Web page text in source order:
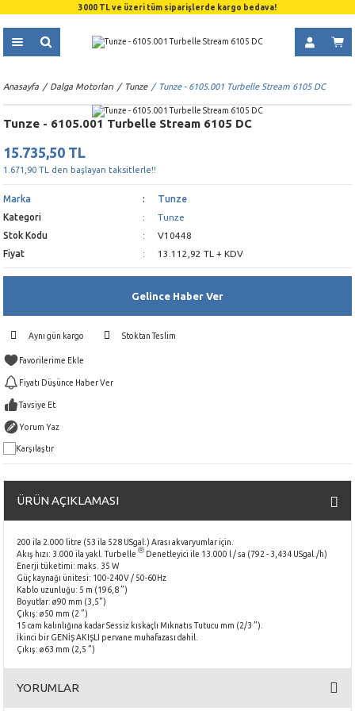
3000 TL ve üzeri tüm siparişlerde kargo bedava!
Anasayfa Dalga Motorları Tunze Tunze - 6105.001 Turbelle Stream 6105 DC
Tunze - 6105.001 Turbelle Stream 6105 DC
15.735,50 TL
1.671,90 TL den başlayan taksitlerle!!
Marka
Tunze
Kategori
Tunze
Stok Kodu
V10448
Fiyat
13.112,92 TL + KDV
Gelince Haber Ver
Aynı gün kargo Stoktan Teslim
Fiyatı Düşünce Haber Ver
Tavsiye Et
Yorum Yaz
Karşılaştır
ÜRÜN AÇIKLAMASI
200 ila 2.000 litre (53 ila 528 USgal.) Arası akvaryumlar için.
Akış hızı: 3.000 ila yakl. Turbelle ® Denetleyici ile 13.000 l / sa (792 - 3,434 USgal./h)
Enerji tüketimi: maks. 35 W
Güç kaynağı ünitesi: 100-240V / 50-60Hz
Kablo uzunluğu: 5 m (196,8 ”)
Boyutlar: ø90 mm (3,5”)
Çıkış: ø50 mm (2 ”)
15 cam kalınlığına kadar Sessiz kıskaçlı Mıknatıs Tutucu mm (2/3 ”).
İkinci bir GENİŞ AKIŞLI pervane muhafazası dahil.
Çıkış: ø63 mm (2,5 ”)
YORUMLAR